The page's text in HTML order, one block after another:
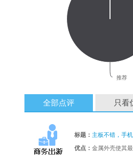
推荐
全部点评 只看
标题： 主板不错，手
优点： 金属外壳使其